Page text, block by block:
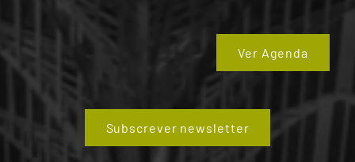
Ver Agenda
Subscrever newsletter